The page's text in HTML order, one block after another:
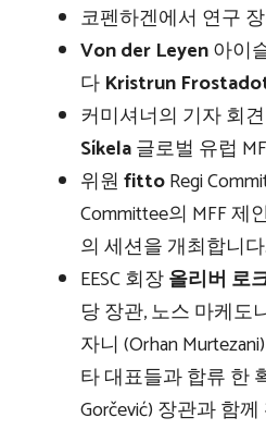
코펜하겐에서 연구
Von der Leyen아이
다 Kristrun
커미셔너의 기자 회견
Síkela글로벌 유럽
위원 fittoRegi
Committee의 MFF 제
의 세션을 개최합니다.
EESC 회장올리버 로
당 장관, 노스 마케도
자니 (Orhan
타 대표들과 합류 한
Gorčević) 장관과 함